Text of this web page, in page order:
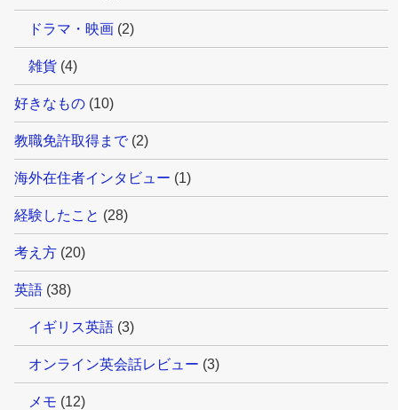
ドラマ・映画 (2)
雑貨 (4)
好きなもの (10)
教職免許取得まで(2)
海外在住者インタビュー (1)
経験したこと (28)
考え方 (20)
英語 (38)
イギリス英語 (3)
オンライン英会話レビュー (3)
メモ (12)